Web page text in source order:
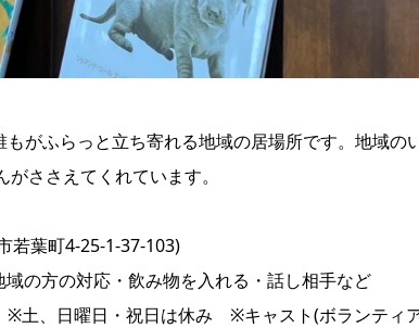
がふらっと立ち寄れる地域の居場所です。地域
ささえてくれています。
若葉町4-25-1-37-103)
の方の対応・飲み物を入れる・話し相手など
土、日曜日・祝日は休み ※キャスト(ボランティ